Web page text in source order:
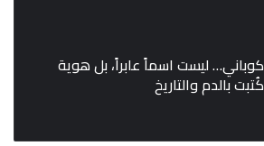
كوباني… ليست اسماً عابراً، بل هوية
كُتبت بالدم والتاريخ